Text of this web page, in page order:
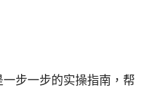
步一步的实操指南，帮